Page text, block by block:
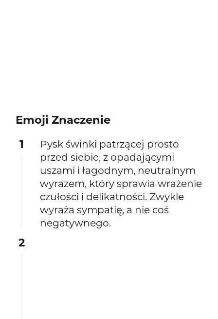
Emoji Znaczenie
1
Pysk świnki patrzącej prosto
przed siebie, z opadającymi
uszami i łagodnym, neutralnym
wyrazem, który sprawia wrażenie
czułości i delikatności. Zwykle
wyraża sympatię, a nie coś
negatywnego.
2